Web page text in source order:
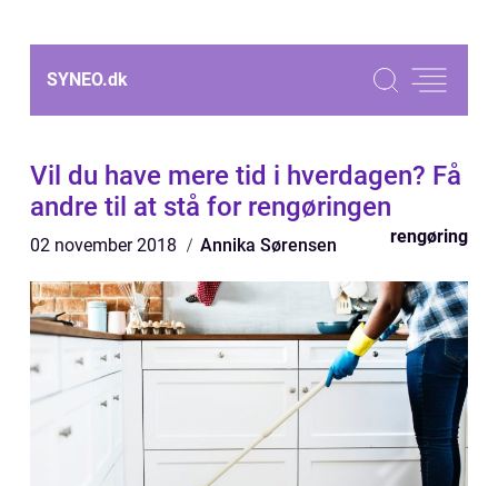
SYNEO.dk
Vil du have mere tid i hverdagen? Få
andre til at stå for rengøringen
02 november 2018 Annika Sørensen rengøring